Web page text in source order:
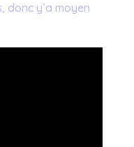
donc y’a moyen